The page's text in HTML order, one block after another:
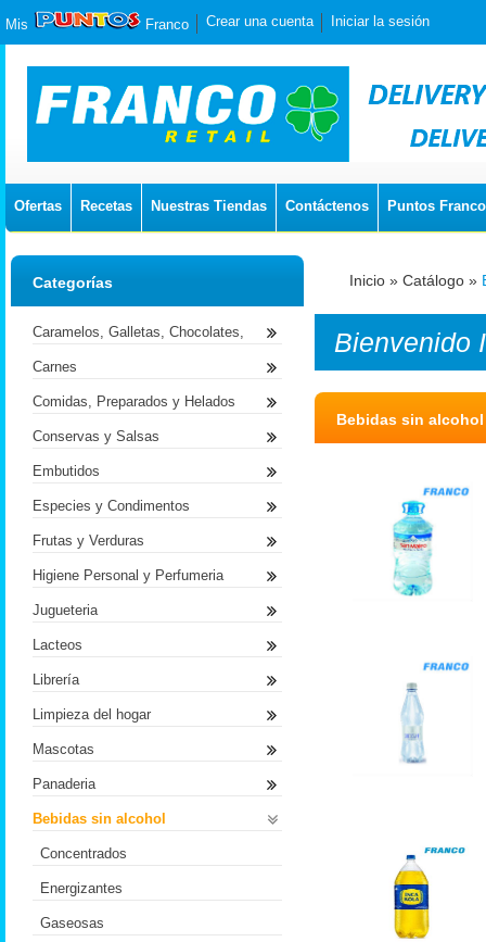
Mis Franco Crear una cuenta Iniciar la sesión
Ofertas Recetas Nuestras Tiendas Contáctenos Puntos Franco
Inicio » Catálogo »
Bienvenido
Bebidas sin alcohol
Categorías
Caramelos, Galletas, Chocolates,
Carnes
Comidas, Preparados y Helados
Conservas y Salsas
Embutidos
Especies y Condimentos
Frutas y Verduras
Higiene Personal y Perfumeria
Jugueteria
Lacteos
Librería
Limpieza del hogar
Mascotas
Panaderia
Bebidas sin alcohol
Concentrados
Energizantes
Gaseosas